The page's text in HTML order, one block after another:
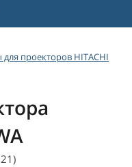
проекторов HITACHI